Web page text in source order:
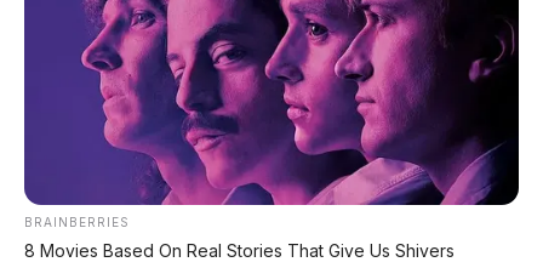
✅ SURAT RESMI (BPKB + STNK)
✅ Kondisi Unit Terawat
✅ Berbagai Merek & Tahun
*STOK TERBATAS - SIAPA CEPAT DIA DAPAT
LIHAT DAFTAR UNIT >
BRAINBERRIES
8 Movies Based On Real Stories That Give Us Shivers